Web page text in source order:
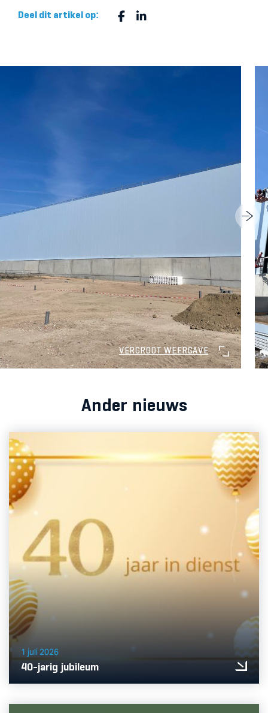
Deel dit artikel op:
VERGROOT WEERGAVE
Ander nieuws
1 juli 2026
40-jarig jubileum